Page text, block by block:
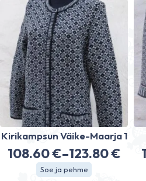
Kirikampsun Väike-Maarja 1
108.60€–123.80€
Soe ja pehme